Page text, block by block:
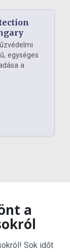
egységes
a
a
Sok időt